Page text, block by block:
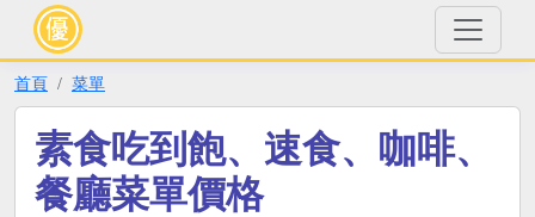
首頁 菜單
素食吃到飽、速食、咖啡、
餐廳菜單價格